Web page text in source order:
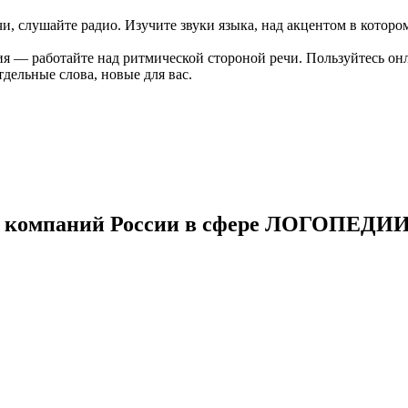
слушайте радио. Изучите звуки языка, над акцентом в
— работайте над ритмической стороной речи. Пользуйтесь
слова, новые для вас.
России в сфере